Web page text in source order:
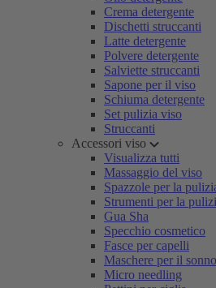
Crema detergente
Dischetti struccanti
Latte detergente
Polvere detergente
Salviette struccanti
Sapone per il viso
Schiuma detergente
Set pulizia viso
Struccanti
Accessori viso
Visualizza tutti
Massaggio del viso
Spazzole per la
Strumenti per la
Gua Sha
Specchio cosmetico
Fasce per capelli
Maschere per il sonno
Micro needling